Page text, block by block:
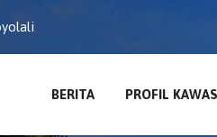
BERITA PROFIL